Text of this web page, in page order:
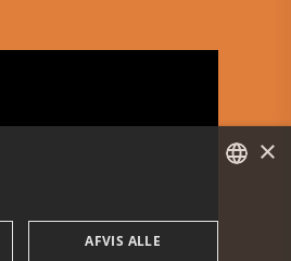
×
AFVIS ALLE